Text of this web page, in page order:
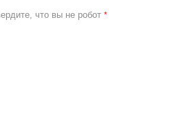
что вы не робот *